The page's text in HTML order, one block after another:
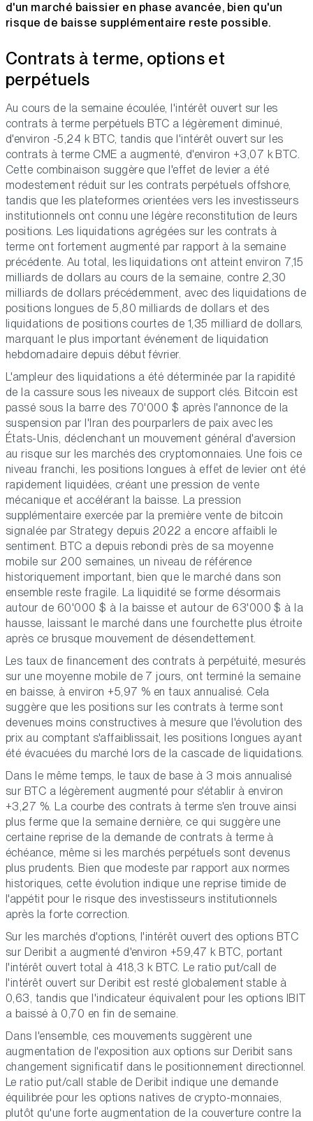
d'un marché baissier en phase avancée, bien qu'un
risque de baisse supplémentaire reste possible.
Contrats à terme, options et
perpétuels
Au cours de la semaine écoulée, l'intérêt ouvert sur les
contrats à terme perpétuels BTC a légèrement diminué,
d'environ -5,24 k BTC, tandis que l'intérêt ouvert sur les
contrats à terme CME a augmenté, d'environ +3,07 k BTC.
Cette combinaison suggère que l'effet de levier a été
modestement réduit sur les contrats perpétuels offshore,
tandis que les plateformes orientées vers les investisseurs
institutionnels ont connu une légère reconstitution de leurs
positions. Les liquidations agrégées sur les contrats à
terme ont fortement augmenté par rapport à la semaine
précédente. Au total, les liquidations ont atteint environ 7,15
milliards de dollars au cours de la semaine, contre 2,30
milliards de dollars précédemment, avec des liquidations de
positions longues de 5,80 milliards de dollars et des
liquidations de positions courtes de 1,35 milliard de dollars,
marquant le plus important événement de liquidation
hebdomadaire depuis début février.
L'ampleur des liquidations a été déterminée par la rapidité
de la cassure sous les niveaux de support clés. Bitcoin est
passé sous la barre des 70'000 $ après l'annonce de la
suspension par l'Iran des pourparlers de paix avec les
États-Unis, déclenchant un mouvement général d'aversion
au risque sur les marchés des cryptomonnaies. Une fois ce
niveau franchi, les positions longues à effet de levier ont été
rapidement liquidées, créant une pression de vente
mécanique et accélérant la baisse. La pression
supplémentaire exercée par la première vente de bitcoin
signalée par Strategy depuis 2022 a encore affaibli le
sentiment. BTC a depuis rebondi près de sa moyenne
mobile sur 200 semaines, un niveau de référence
historiquement important, bien que le marché dans son
ensemble reste fragile. La liquidité se forme désormais
autour de 60'000 $ à la baisse et autour de 63'000 $ à la
hausse, laissant le marché dans une fourchette plus étroite
après ce brusque mouvement de désendettement.
Les taux de financement des contrats à perpétuité, mesurés
sur une moyenne mobile de 7 jours, ont terminé la semaine
en baisse, à environ +5,97 % en taux annualisé. Cela
suggère que les positions sur les contrats à terme sont
devenues moins constructives à mesure que l'évolution des
prix au comptant s'affaiblissait, les positions longues ayant
été évacuées du marché lors de la cascade de liquidations.
Dans le même temps, le taux de base à 3 mois annualisé
sur BTC a légèrement augmenté pour s'établir à environ
+3,27 %. La courbe des contrats à terme s'en trouve ainsi
plus ferme que la semaine dernière, ce qui suggère une
certaine reprise de la demande de contrats à terme à
échéance, même si les marchés perpétuels sont devenus
plus prudents. Bien que modeste par rapport aux normes
historiques, cette évolution indique une reprise timide de
l'appétit pour le risque des investisseurs institutionnels
après la forte correction.
Sur les marchés d'options, l'intérêt ouvert des options BTC
sur Deribit a augmenté d'environ +59,47 k BTC, portant
l'intérêt ouvert total à 418,3 k BTC. Le ratio put/call de
l'intérêt ouvert sur Deribit est resté globalement stable à
0,63, tandis que l'indicateur équivalent pour les options IBIT
a baissé à 0,70 en fin de semaine.
Dans l'ensemble, ces mouvements suggèrent une
augmentation de l'exposition aux options sur Deribit sans
changement significatif dans le positionnement directionnel.
Le ratio put/call stable de Deribit indique une demande
équilibrée pour les options natives de crypto-monnaies,
plutôt qu'une forte augmentation de la couverture contre la